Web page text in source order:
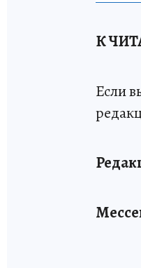
К
Если